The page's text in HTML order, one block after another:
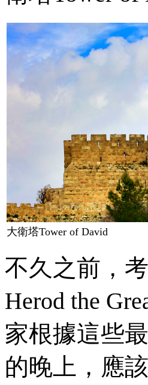
大衛塔Tower of David
不久之前，
Herod the
家根據這些
的晚上，應